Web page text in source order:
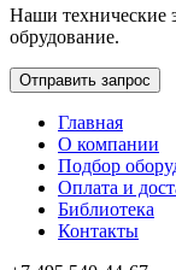
Наши технические
обрудование.
Отправить запрос
Главная
О компании
Подбор
Оплата и
Библиотека
Контакты